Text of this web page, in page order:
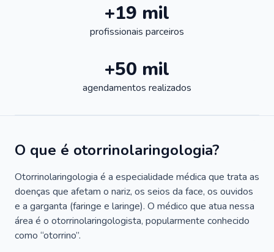
+19 mil
profissionais parceiros
+50 mil
agendamentos realizados
O que é otorrinolaringologia?
Otorrinolaringologia é a especialidade médica que trata as
doenças que afetam o nariz, os seios da face, os ouvidos
e a garganta (faringe e laringe). O médico que atua nessa
área é o otorrinolaringologista, popularmente conhecido
como “otorrino”.